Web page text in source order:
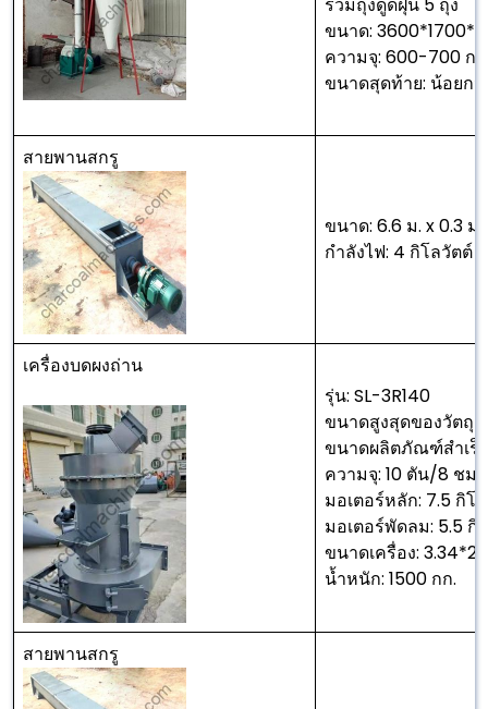
รวมถุงดูดฝุ่น 5 ถุง
ขนาด:
ความจุ: 600-700 ก
ขนาดสุดท้าย: น้อยก
สายพานสกรู
ขนาด: 6.6 ม. x 0.3 ม.
กำลังไฟ: 4 กิโลวัตต์
เครื่องบดผงถ่าน
รุ่น: SL-3R140
ขนาดสูงสุดของวัตถุดิ
ขนาดผลิตภัณฑ์สำเร็
ความจุ: 10 ตัน/8 ชม.
มอเตอร์หลัก: 7.5 กิโ
มอเตอร์พัดลม: 5.5 กิ
ขนาดเครื่อง:
น้ำหนัก: 1500 กก.
สายพานสกรู